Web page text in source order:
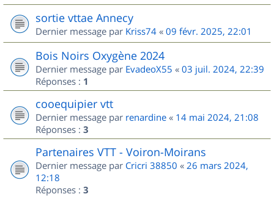
sortie vttae Annecy
Dernier message par Kriss74 « 09 févr. 2025, 22:01
Bois Noirs Oxygène 2024
Dernier message par EvadeoX55 « 03 juil. 2024, 22:39
Réponses : 1
cooequipier vtt
Dernier message par renardine « 14 mai 2024, 21:08
Réponses : 3
Partenaires VTT - Voiron-Moirans
Dernier message par Cricri 38850 « 26 mars 2024,
12:18
Réponses : 3